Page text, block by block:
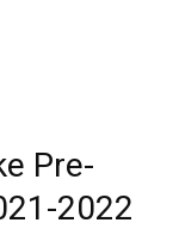
Pre-
2022